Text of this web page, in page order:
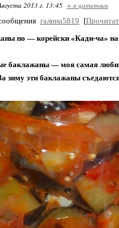
2013 г. 13:45 + в цитатник
галина5819 [
по — корейски «Кади-ча» на
баклажаны — моя самая
зиму эти баклажаны